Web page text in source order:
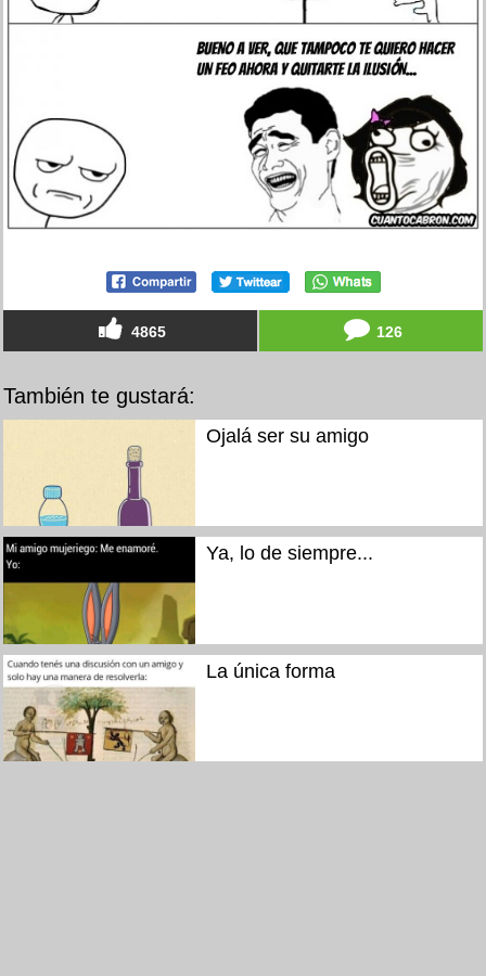
4865 126
También te gustará:
Ojalá ser su amigo
Ya, lo de siempre...
La única forma